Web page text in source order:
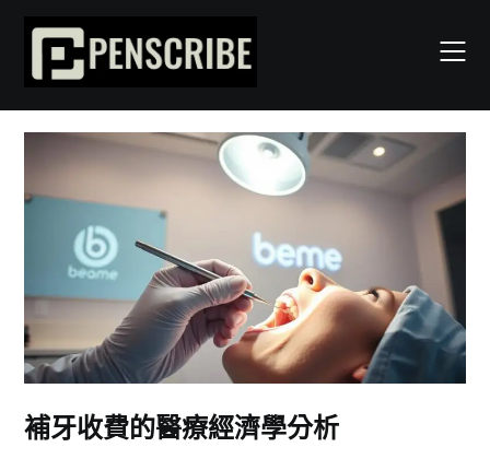
content
補牙收費的醫療經濟學分析